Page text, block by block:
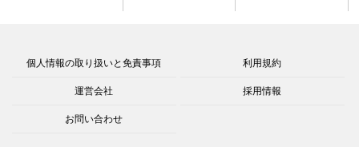
個人情報の取り扱いと免責事項 利用規約
運営会社 採用情報
お問い合わせ